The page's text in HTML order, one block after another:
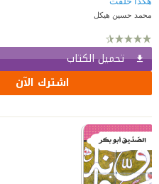
محمد حسين هيكل
تحميل الكتاب
اشترك الآن